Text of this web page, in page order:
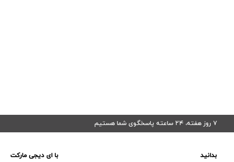
۷ روز هفته، ۲۴ ساعته پاسخگوی شما هستیم
با ای دیجی مارکت بدانید